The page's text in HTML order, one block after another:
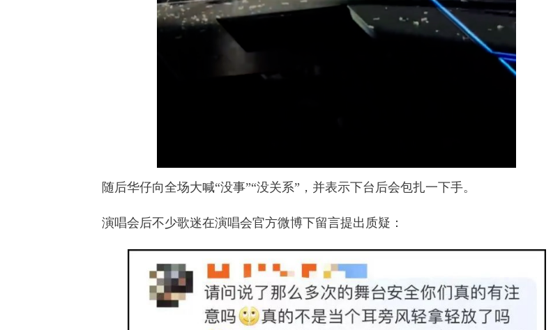
随后华仔向全场大喊“没事”“没关系”，并表示下台后会包扎一下手。
演唱会后不少歌迷在演唱会官方微博下留言提出质疑：